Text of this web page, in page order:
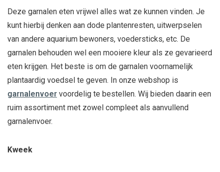
Deze garnalen eten vrijwel alles wat ze kunnen vinden. Je
kunt hierbij denken aan dode plantenresten, uitwerpselen
van andere aquarium bewoners, voedersticks, etc. De
garnalen behouden wel een mooiere kleur als ze gevarieerd
eten krijgen. Het beste is om de garnalen voornamelijk
plantaardig voedsel te geven. In onze webshop is
garnalenvoer voordelig te bestellen. Wij bieden daarin een
ruim assortiment met zowel compleet als aanvullend
garnalenvoer.
Kweek